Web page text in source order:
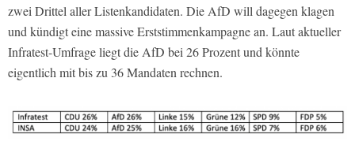
zwei Drittel aller Listenkandidaten. Die AfD will dagegen klagen
und kündigt eine massive Erststimmenkampagne an. Laut aktueller
Infratest-Umfrage liegt die AfD bei 26 Prozent und könnte
eigentlich mit bis zu 36 Mandaten rechnen.